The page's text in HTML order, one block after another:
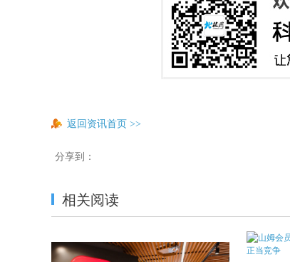
返回资讯首页 >>
分享到：
相关阅读